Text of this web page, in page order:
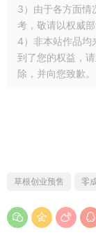
3）由于各方面情
考，敬请以权威
4）非本站作品均
到了您的权益，
除，并向您致歉。
草根创业预售 零